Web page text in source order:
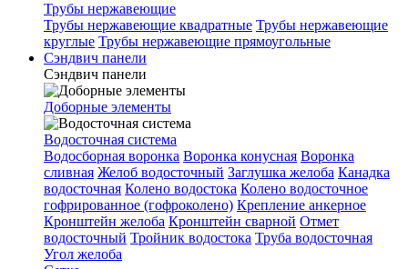
Трубы нержавеющие
Трубы нержавеющие квадратные Трубы нержавеющие
круглые Трубы нержавеющие прямоугольные
Сэндвич панели
Сэндвич панели
Доборные элементы
Водосточная система
Водосборная воронка Воронка конусная Воронка
сливная Желоб водосточный Заглушка желоба Канадка
водосточная Колено водостока Колено водосточное
гофрированное (гофроколено) Крепление анкерное
Кронштейн желоба Кронштейн сварной Отмет
водосточный Тройник водостока Труба водосточная
Угол желоба